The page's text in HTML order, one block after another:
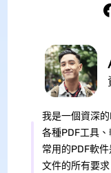
我是一個資深
各種PDF工具
常用的PDF軟
文件的所有要